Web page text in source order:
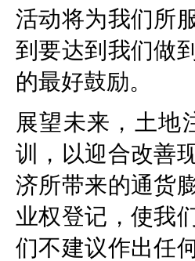
活动将为我们所
到要达到我们做
的最好鼓励。
展望未来，土地
训，以迎合改善
济所带来的通货
业权登记，使我
们不建议作出任